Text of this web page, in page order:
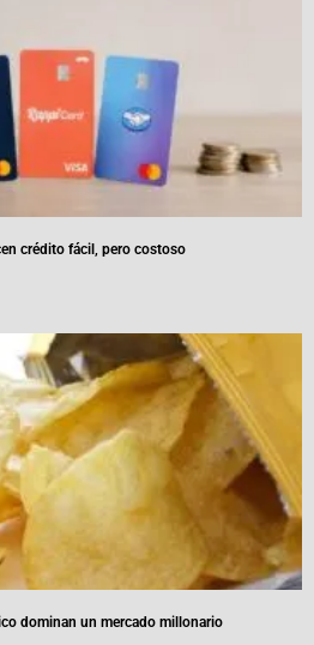
crédito fácil, pero costoso
dominan un mercado millonario